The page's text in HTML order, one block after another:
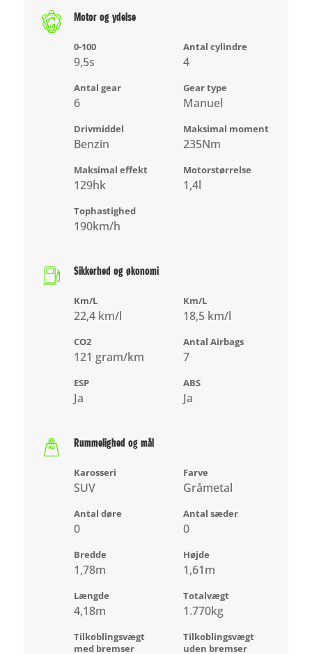
Motor og ydelse
0-100
9,5s
Antal cylindre
4
Antal gear
6
Gear type
Manuel
Drivmiddel
Benzin
Maksimal moment
235Nm
Maksimal effekt
129hk
Motorstørrelse
1,4l
Tophastighed
190km/h
Sikkerhed og økonomi
Km/L
22,4 km/l
Km/L
18,5 km/l
CO2
121 gram/km
Antal Airbags
7
ESP
Ja
ABS
Ja
Rummelighed og mål
Karosseri
SUV
Farve
Gråmetal
Antal døre
0
Antal sæder
0
Bredde
1,78m
Højde
1,61m
Længde
4,18m
Totalvægt
1.770kg
Tilkoblingsvægt
med bremser
Tilkoblingsvægt
uden bremser